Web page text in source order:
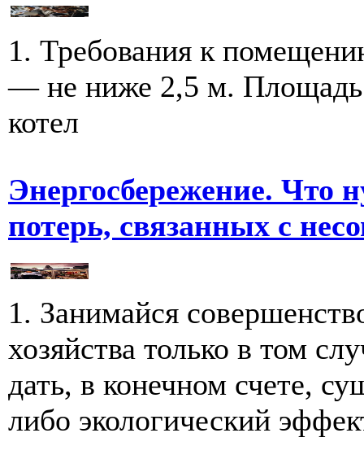
1. Требования к
— не ниже 2,5 м.
котел
Энергосбережение. Что
потерь, связанных с
1. Занимайся
хозяйства только в том
дать, в конечном счете,
либо экологический